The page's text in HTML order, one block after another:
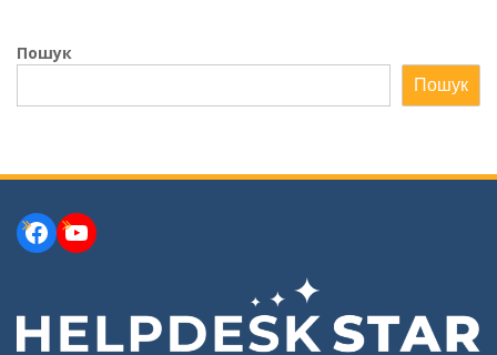
Пошук
Пошук
Facebook
YouTube